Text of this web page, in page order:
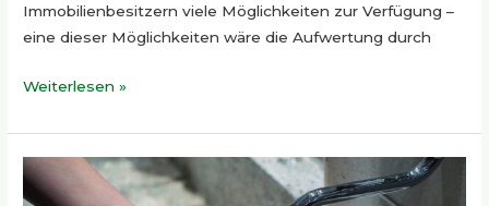
Immobilienbesitzern viele Möglichkeiten zur Verfügung –
eine dieser Möglichkeiten wäre die Aufwertung durch
Weiterlesen »
Die
Bedeutung